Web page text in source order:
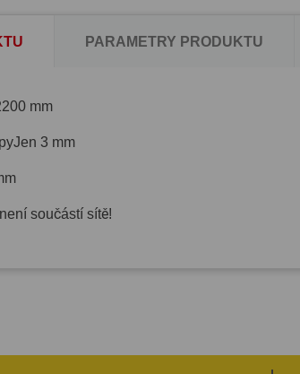
PARAMETRY PRODUKTU
mm
3 mm
součástí sítě!